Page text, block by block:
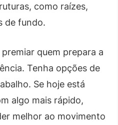
como raízes,
de fundo.
quem prepara a
Tenha opções de
Se hoje está
algo mais rápido,
melhor ao movimento